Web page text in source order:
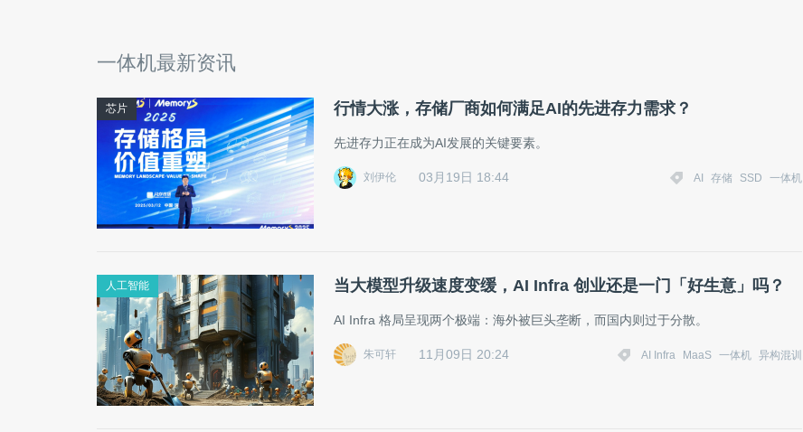
一体机最新资讯
芯片 行情大涨，存储厂商如何满足AI的先进存力需求？
先进存力正在成为AI发展的关键要素。
刘伊伦 03月19日 18:44 AI 存储 SSD 一体机
人工智能 当大模型升级速度变缓，AI Infra 创业还是一门「好生意」吗？
AI Infra 格局呈现两个极端：海外被巨头垄断，而国内则过于分散。
朱可轩 11月09日 20:24 AI Infra MaaS 一体机 异构混训